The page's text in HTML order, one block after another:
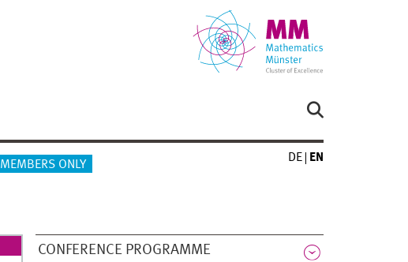
MEMBERS ONLY
DE EN
CONFERENCE PROGRAMME